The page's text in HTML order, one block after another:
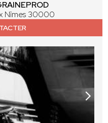
Nîmes 30000